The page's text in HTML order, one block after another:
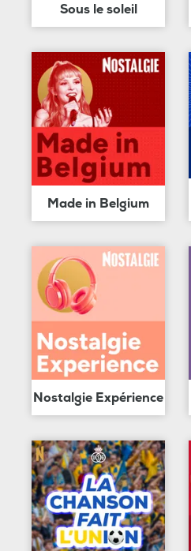
Sous le soleil
Made in Belgium
Nostalgie Expérience